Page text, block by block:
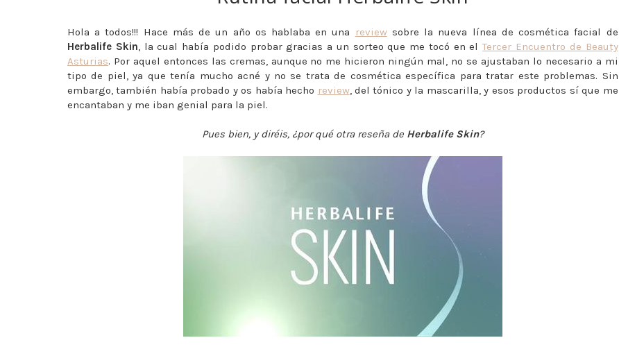
Hola a todos!!! Hace más de un año os hablaba en una reviewsobre la nueva línea de cosmética facial de
Herbalife Skin, la cual había podido probar gracias a un sorteo que me tocó en elTercer Encuentro de Beauty
Asturias. Por aquel entonces las cremas, aunque no me hicieron ningún mal, no se ajustaban lo necesario a mi
tipo de piel, ya que tenía mucho acné y no se trata de cosmética específica para tratar este problemas. Sin
embargo, también había probado y os había hecho review, del tónico y la mascarilla, y esos productos sí que me
encantaban y me iban genial para la piel.
Pues bien, y diréis, ¿por qué otra reseña de Herbalife Skin?